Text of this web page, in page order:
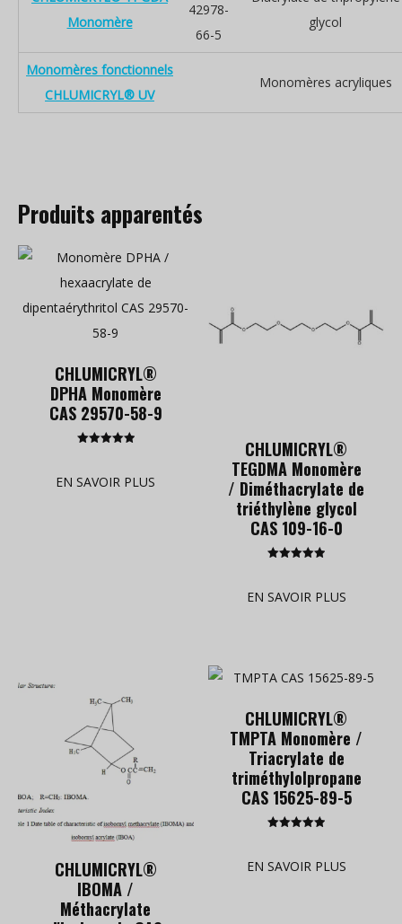
Monomère
42978-
66-5
glycol
Monomères fonctionnels
CHLUMICRYL® UV
Monomères acryliques
Produits apparentés
CHLUMICRYL®
DPHA Monomère
CAS 29570-58-9
EN SAVOIR PLUS
CHLUMICRYL®
TEGDMA Monomère
/ Diméthacrylate de
triéthylène glycol
CAS 109-16-0
EN SAVOIR PLUS
CHLUMICRYL®
IBOMA /
Méthacrylate
CHLUMICRYL®
TMPTA Monomère /
Triacrylate de
triméthylolpropane
CAS 15625-89-5
EN SAVOIR PLUS